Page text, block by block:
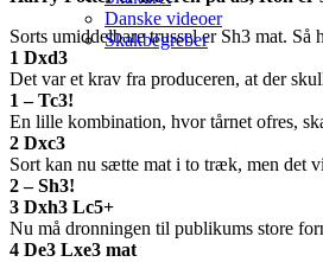
Danske videoer
Skakbegreber
Sorts umiddelbare trussel er Sh3 mat. Så
1 Dxd3
Det var et krav fra produceren, at der
1 – Tc3!
En lille kombination, hvor tårnet ofres,
2 Dxc3
Sort kan nu sætte mat i to træk, men det
2 – Sh3!
3 Dxh3 Lc5+
Nu må dronningen til publikums store
4 De3 Lxe3 mat